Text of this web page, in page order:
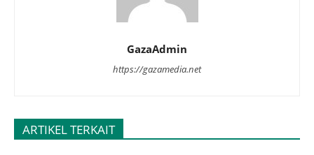
GazaAdmin
https://gazamedia.net
ARTIKEL TERKAIT